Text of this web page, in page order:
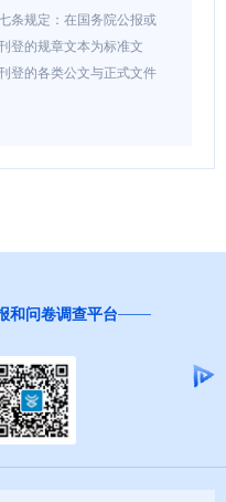
条规定：在国务院公报或
登的规章文本为标准文
登的各类公文与正式文件
和问卷调查平台